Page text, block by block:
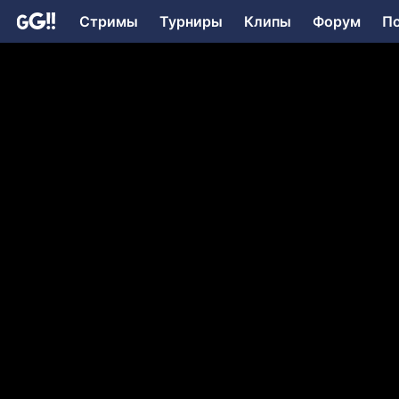
Стримы Турниры Клипы Форум